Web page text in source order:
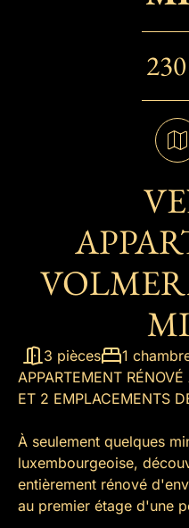
3 pièces 1
APPARTEMENT
ET 2 EMPLACEMENTS
À seulement quelques
luxembourgeoise,
entièrement rénové
au premier étage d'une